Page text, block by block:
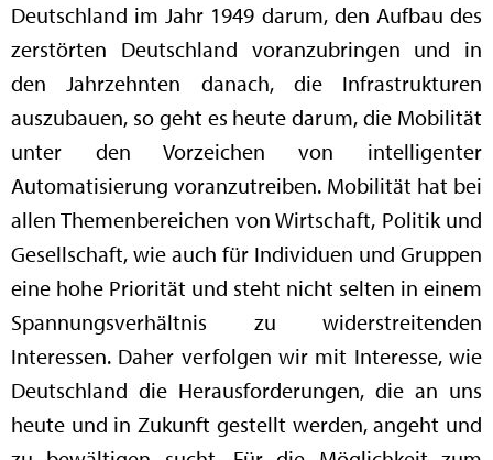
Deutschland im Jahr 1949 darum, den Aufbau des
zerstörten Deutschland voranzubringen und in
den Jahrzehnten danach, die Infrastrukturen
auszubauen, so geht es heute darum, die Mobilität
unter den Vorzeichen von intelligenter
Automatisierung voranzutreiben. Mobilität hat bei
allen Themenbereichen von Wirtschaft, Politik und
Gesellschaft, wie auch für Individuen und Gruppen
eine hohe Priorität und steht nicht selten in einem
Spannungsverhältnis zu widerstreitenden
Interessen. Daher verfolgen wir mit Interesse, wie
Deutschland die Herausforderungen, die an uns
heute und in Zukunft gestellt werden, angeht und